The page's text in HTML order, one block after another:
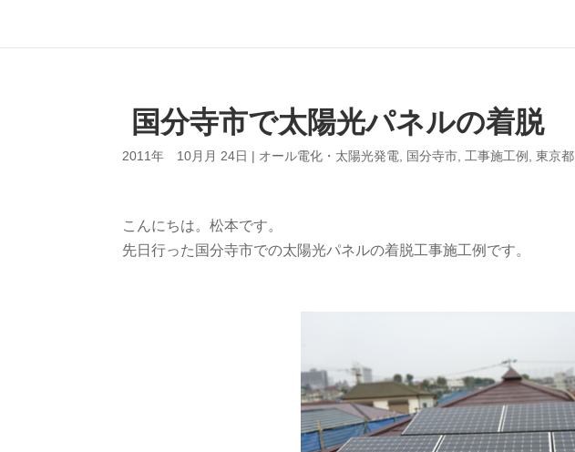
国分寺市で太陽光パネルの着脱
2011年 10月月 24日 | オール電化・太陽光発電 国分寺市 工事施工例 ,東京都
こんにちは。松本です。
先日行った国分寺市での太陽光パネルの着脱工事施工例です。